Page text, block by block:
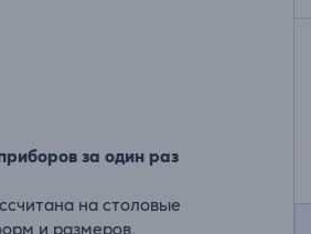
за один раз
на столовые
и размеров.